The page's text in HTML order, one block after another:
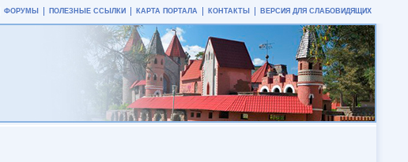
ФОРУМЫ ПОЛЕЗНЫЕ ССЫЛКИ КАРТА ПОРТАЛА КОНТАКТЫ ВЕРСИЯ ДЛЯ СЛАБОВИДЯЩИХ